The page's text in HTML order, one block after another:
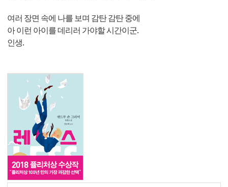
여러 장면 속에 나를 보며 감탄 감탄 중에
아 이런 아이를 데리러 가야할 시간이군.
인생.